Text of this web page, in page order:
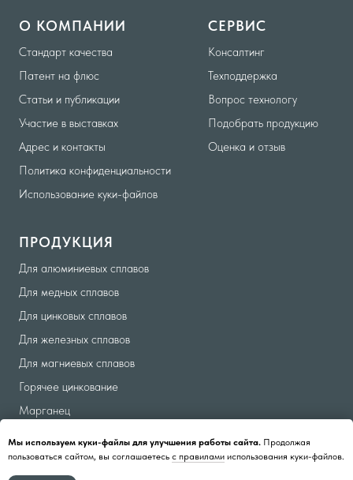
Мы используем куки-файлы для улучшения работы сайта. Продолжая
пользоваться сайтом, вы соглашаетесь с правилами использования куки-файлов.
О КОМПАНИИ
Стандарт качества
Патент на флюс
Статьи и публикации
Участие в выставках
Адрес и контакты
Политика конфиденциальности
Использование куки-файлов
СЕРВИС
Консалтинг
Техподдержка
Вопрос технологу
Подобрать продукцию
Оценка и отзыв
ПРОДУКЦИЯ
Для алюминиевых сплавов
Для медных сплавов
Для цинковых сплавов
Для железных сплавов
Для магниевых сплавов
Горячее цинкование
Марганец
Магний первичный МГ-90